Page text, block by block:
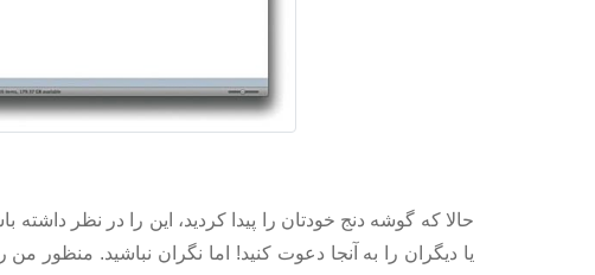
حالا که گوشه دنج خودتان را پیدا کردید، این را در نظر
یا دیگران را به آنجا دعوت کنید! اما نگران نباشید.